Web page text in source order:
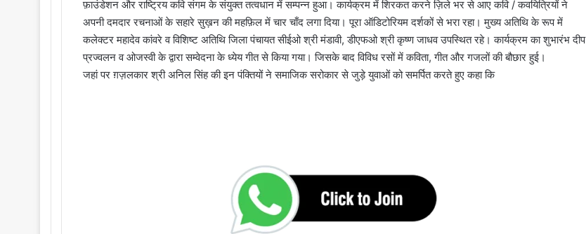
फ़ाउंडेशन और राष्ट्रिय कवि संगम के संयुक्त तत्वधान में सम्पन्न हुआ। कार्यक्रम में शिरकत करने ज़िले भर से आए कवि / कवयित्रियों ने
अपनी दमदार रचनाओं के सहारे सुख़न की महफ़िल में चार चाँद लगा दिया। पूरा ऑडिटोरियम दर्शकों से भरा रहा। मुख्य अतिथि के रूप में
कलेक्टर महादेव कांवरे व विशिष्ट अतिथि जिला पंचायत सीईओ श्री मंडावी, डीएफओ श्री कृष्ण जाधव उपस्थित रहे। कार्यक्रम का शुभारंभ दीप
प्रज्वलन व ओजस्वी के द्वारा सम्वेदना के ध्येय गीत से किया गया। जिसके बाद विविध रसों में कविता, गीत और गजलों की बौछार हुई।
जहां पर ग़ज़लकार श्री अनिल सिंह की इन पंक्तियों ने समाजिक सरोकार से जुड़े युवाओं को समर्पित करते हुए कहा कि